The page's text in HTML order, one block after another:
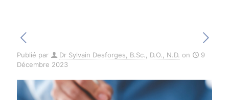
Publié par Dr Sylvain Desforges, B.Sc., D.O., N.D. on
9
Décembre 2023